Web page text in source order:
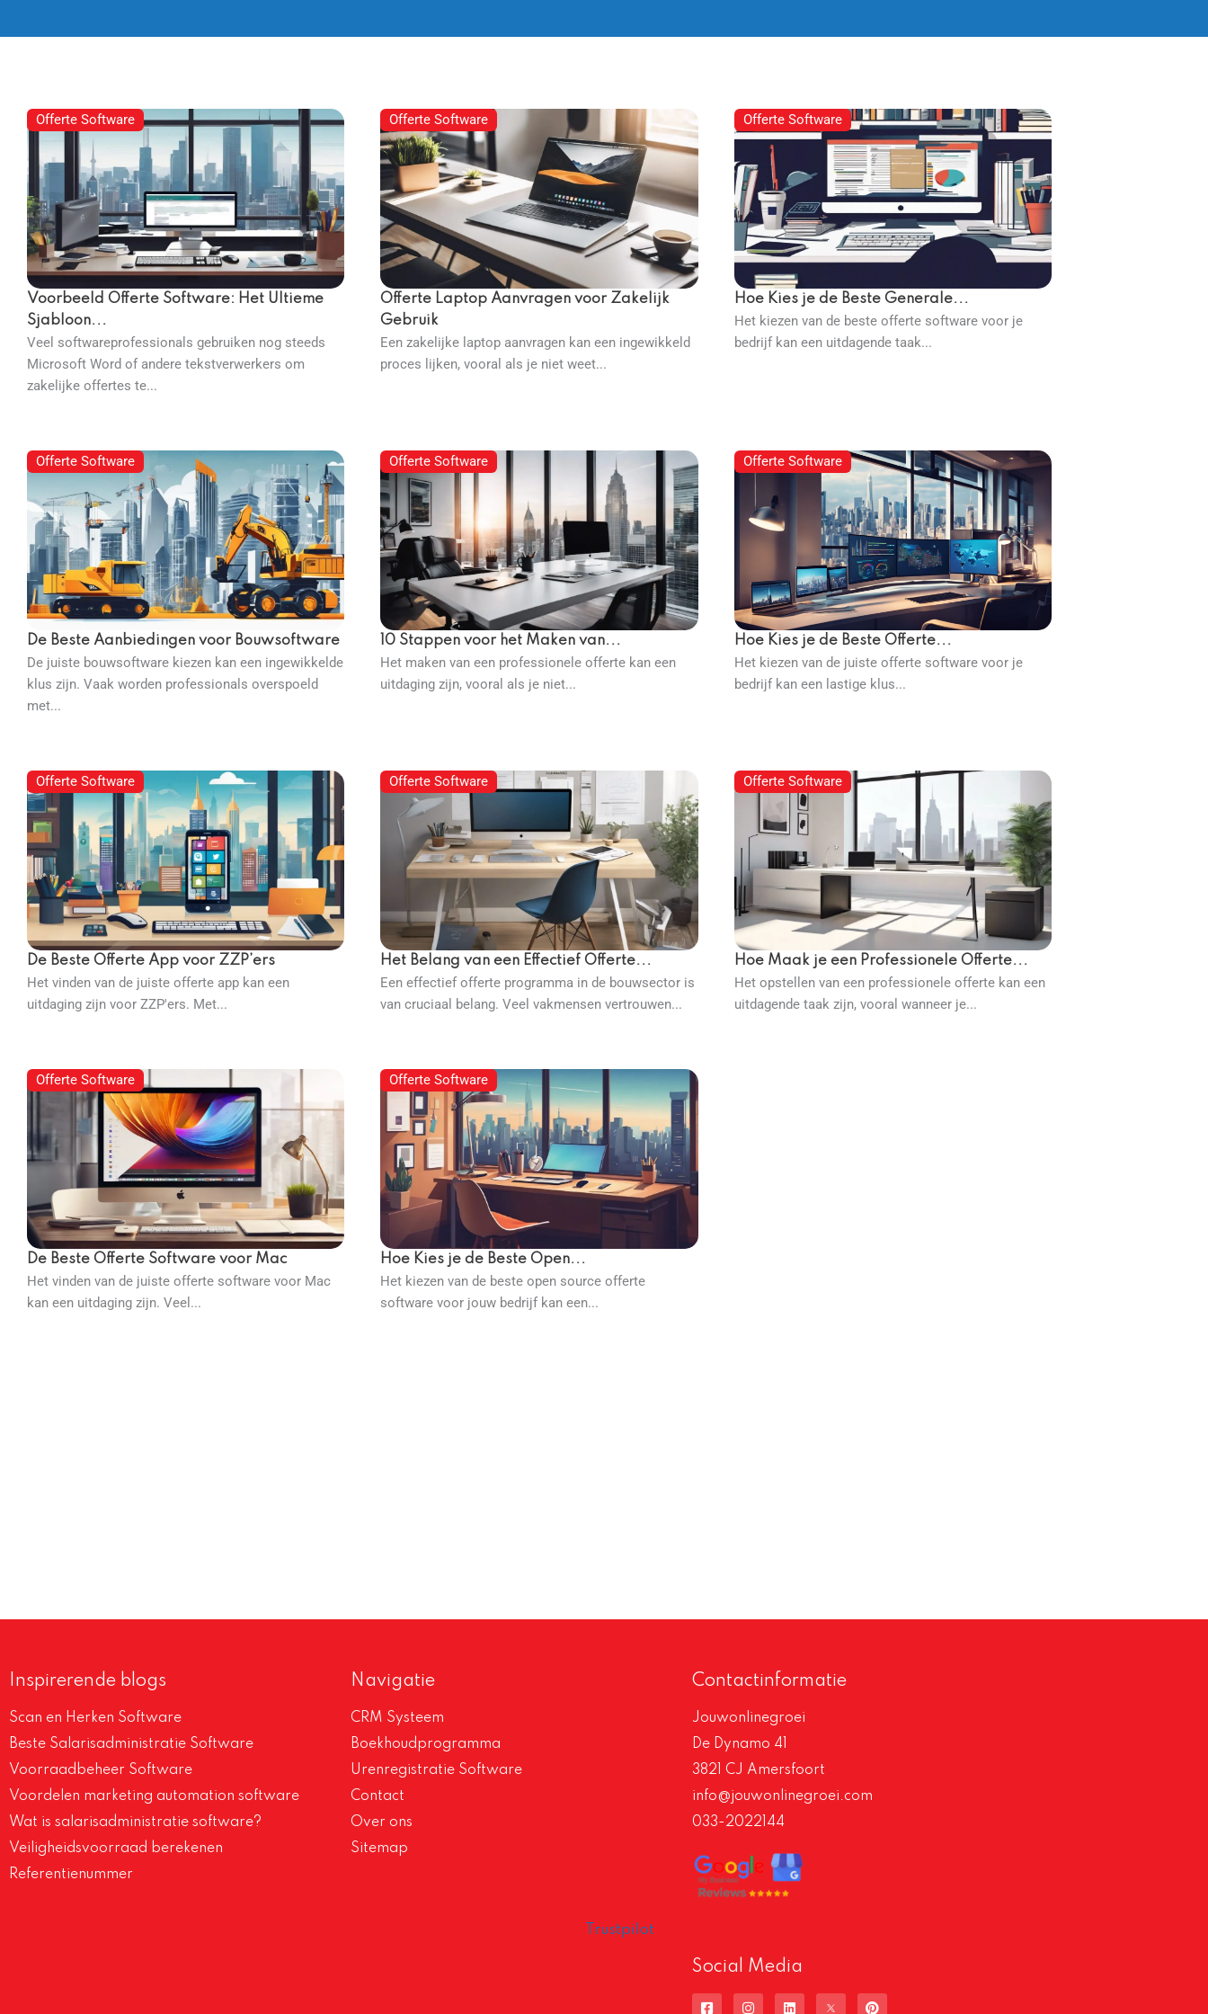
Offerte Software
Voorbeeld Offerte Software: Het Ultieme
Sjabloon...
Veel softwareprofessionals gebruiken nog steeds
Microsoft Word of andere tekstverwerkers om
zakelijke offertes te...
Offerte Software
Offerte Laptop Aanvragen voor Zakelijk
Gebruik
Een zakelijke laptop aanvragen kan een ingewikkeld
proces lijken, vooral als je niet weet...
Offerte Software
Hoe Kies je de Beste Generale...
Het kiezen van de beste offerte software voor je
bedrijf kan een uitdagende taak...
Offerte Software
De Beste Aanbiedingen voor Bouwsoftware
De juiste bouwsoftware kiezen kan een ingewikkelde
klus zijn. Vaak worden professionals overspoeld
met...
Offerte Software
10 Stappen voor het Maken van...
Het maken van een professionele offerte kan een
uitdaging zijn, vooral als je niet...
Offerte Software
Hoe Kies je de Beste Offerte...
Het kiezen van de juiste offerte software voor je
bedrijf kan een lastige klus...
Offerte Software
De Beste Offerte App voor ZZP’ers
Het vinden van de juiste offerte app kan een
uitdaging zijn voor ZZP'ers. Met...
Offerte Software
Het Belang van een Effectief Offerte...
Een effectief offerte programma in de bouwsector is
van cruciaal belang. Veel vakmensen vertrouwen...
Offerte Software
Hoe Maak je een Professionele Offerte...
Het opstellen van een professionele offerte kan een
uitdagende taak zijn, vooral wanneer je...
Offerte Software
De Beste Offerte Software voor Mac
Het vinden van de juiste offerte software voor Mac
kan een uitdaging zijn. Veel...
Offerte Software
Hoe Kies je de Beste Open...
Het kiezen van de beste open source offerte
software voor jouw bedrijf kan een...
Inspirerende blogs
Scan en Herken Software
Beste Salarisadministratie Software
Voorraadbeheer Software
Voordelen marketing automation software
Wat is salarisadministratie software?
Veiligheidsvoorraad berekenen
Referentienummer
Navigatie
CRM Systeem
Boekhoudprogramma
Urenregistratie Software
Contact
Over ons
Sitemap
Contactinformatie
Jouwonlinegroei
De Dynamo 41
3821 CJ Amersfoort
info@jouwonlinegroei.com
033-2022144
Trustpilot
Social Media
F
I
L
P